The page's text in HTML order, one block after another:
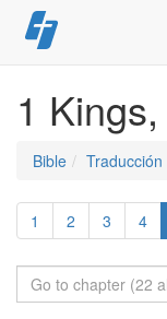
Skip
to
1 Kings,
Bible
1 2 3 4